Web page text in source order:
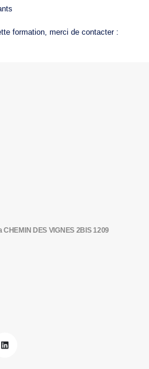
formation, merci de contacter :
DES VIGNES 2BIS 1209